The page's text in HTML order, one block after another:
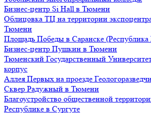
Бизнес-центр Si Hall в Тюмени
Облицовка ТЦ на территории
Тюмени
Площадь Победы в Саранске
Бизнес-центр Пушкин в Тюмени
Тюменский Государственный
корпус
Аллея Первых на проезде
Сквер Радужный в Тюмени
Благоустройство общественной
Республике в Сургуте